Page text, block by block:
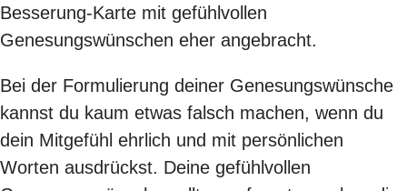
Besserung-Karte mit gefühlvollen
Genesungswünschen eher angebracht.
Bei der Formulierung deiner Genesungswünsche
kannst du kaum etwas falsch machen, wenn du
dein Mitgefühl ehrlich und mit persönlichen
Worten ausdrückst. Deine gefühlvollen